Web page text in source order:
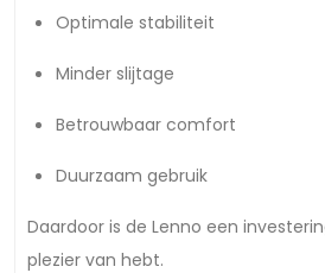
Optimale stabiliteit
Minder slijtage
Betrouwbaar comfort
Duurzaam gebruik
Daardoor is de Lenno een
plezier van hebt.